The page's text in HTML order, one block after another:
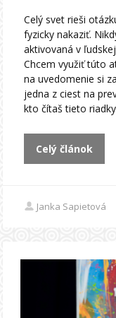
Celý svet rieši
fyzicky nakaziť.
aktivovaná v
Chcem využiť túto
na uvedomenie si
jedna z ciest na
kto čítaš tieto
Celý článok
Janka Sapietová